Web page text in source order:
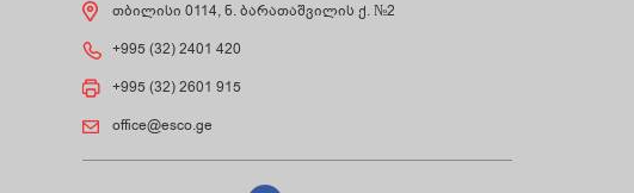
თბილისი 0114, ნ. ბარათაშვილის ქ. №2
+995 (32) 2401 420
+995 (32) 2601 915
office@esco.ge